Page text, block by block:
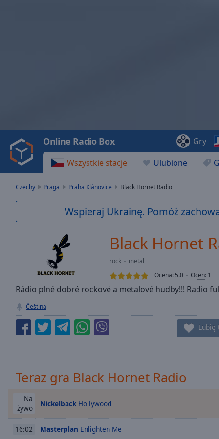
Video
Play
Backward
Skip
Current
TypeLIVE
live,
currently
behind
LIVE
Remaining
Playback
Wszystkie stacje Ulubione
Online Radio Box Gry
Czechy Praga Praha Klánovice Black Hornet Radio
Wspieraj Ukrainę. Pomóż
Black Hornet
rock
metal
Ocena: 5.0 Ocen: 1
Rádio plné dobré rockové a metalové hudby!!! Radio
Čeština
Lubię
Teraz gra Black Hornet Radio
Na
żywo
Nickelback Hollywood
16:02 Masterplan Enlighten Me